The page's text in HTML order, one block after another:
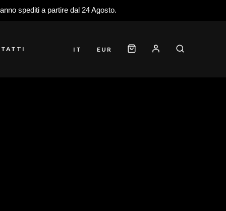
spediti a partire dal 24 Agosto.
IT EUR